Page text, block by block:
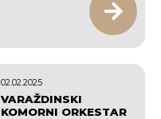
VARAŽDINSKI
KOMORNI ORKESTAR
02.02.2025